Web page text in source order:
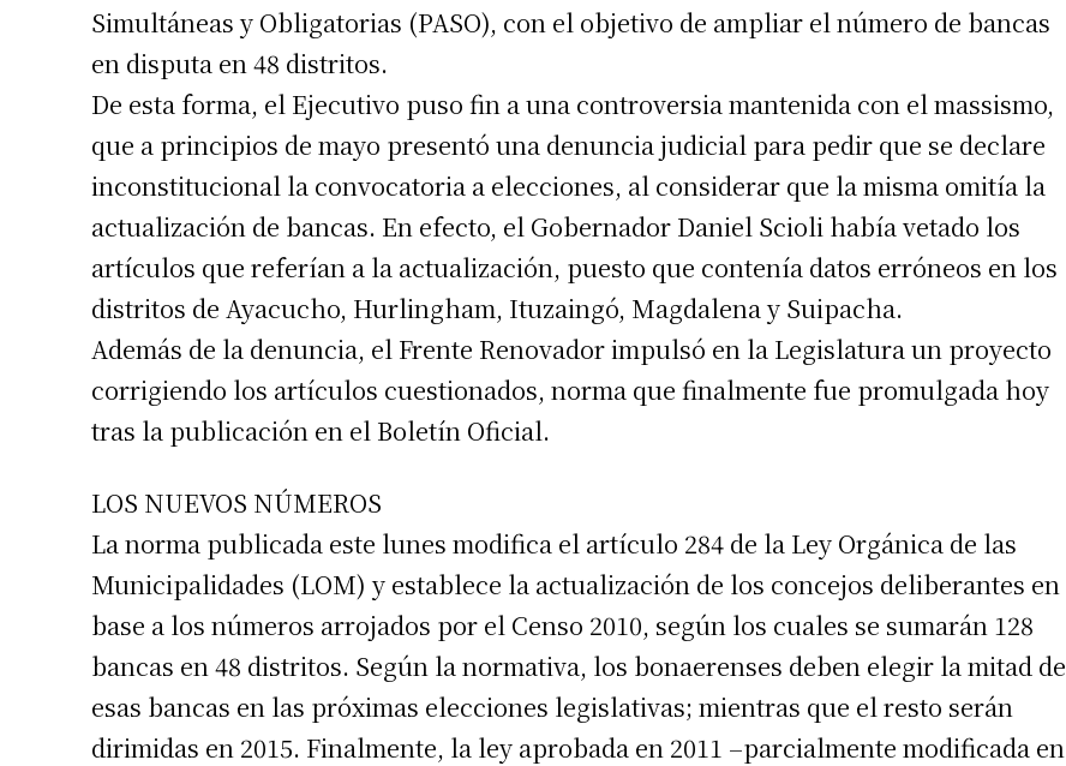
Simultáneas y Obligatorias (PASO), con el objetivo de ampliar el número de bancas
en disputa en 48 distritos.
De esta forma, el Ejecutivo puso fin a una controversia mantenida con el massismo,
que a principios de mayo presentó una denuncia judicial para pedir que se declare
inconstitucional la convocatoria a elecciones, al considerar que la misma omitía la
actualización de bancas. En efecto, el Gobernador Daniel Scioli había vetado los
artículos que referían a la actualización, puesto que contenía datos erróneos en los
distritos de Ayacucho, Hurlingham, Ituzaingó, Magdalena y Suipacha.
Además de la denuncia, el Frente Renovador impulsó en la Legislatura un proyecto
corrigiendo los artículos cuestionados, norma que finalmente fue promulgada hoy
tras la publicación en el Boletín Oficial.
LOS NUEVOS NÚMEROS
La norma publicada este lunes modifica el artículo 284 de la Ley Orgánica de las
Municipalidades (LOM) y establece la actualización de los concejos deliberantes en
base a los números arrojados por el Censo 2010, según los cuales se sumarán 128
bancas en 48 distritos. Según la normativa, los bonaerenses deben elegir la mitad de
esas bancas en las próximas elecciones legislativas; mientras que el resto serán
dirimidas en 2015. Finalmente, la ley aprobada en 2011 –parcialmente modificada en